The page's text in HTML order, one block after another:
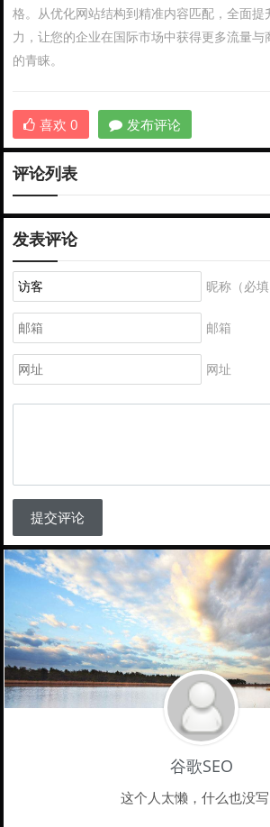
格。从优化网站结构到精准内容匹配，全面提
力，让您的企业在国际市场中获得更多流量与
的青睐。
喜欢 0 发布评论
评论列表
发表评论
昵称（必填
邮箱
网址
提交评论
谷歌SEO
这个人太懒，什么也没写